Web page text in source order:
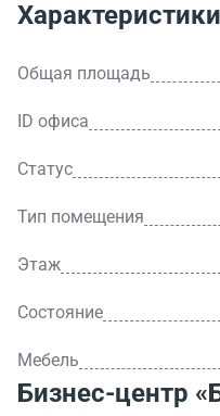
Общая площадь
ID офиса
Статус
Тип помещения
Этаж
Состояние
Мебель
Бизнес-центр